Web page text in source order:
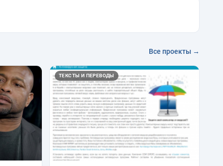
Все проекты →
ТЕКСТЫ И ПЕРЕВОДЫ